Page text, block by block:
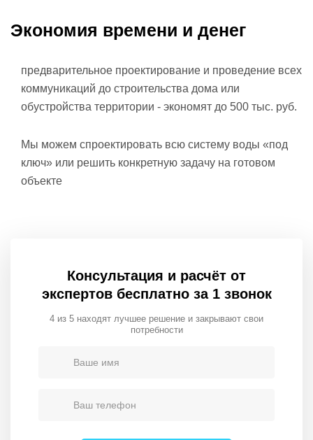
Экономия времени и денег
предварительное проектирование и проведение всех
коммуникаций до строительства дома или
обустройства территории - экономят до 500 тыс. руб.
Мы можем спроектировать всю систему воды «под
ключ» или решить конкретную задачу на готовом
объекте
Консультация и расчёт от
экспертов бесплатно за 1 звонок
4 из 5 находят лучшее решение и закрывают свои
потребности